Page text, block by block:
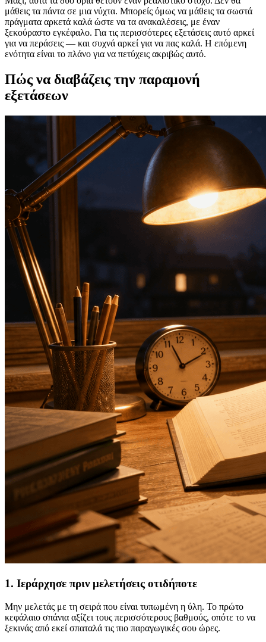
μάθεις τα πάντα σε μια νύχτα. Μπορείς όμως να μάθεις τα σωστά
πράγματα αρκετά καλά ώστε να τα ανακαλέσεις, με έναν
ξεκούραστο εγκέφαλο. Για τις περισσότερες εξετάσεις αυτό αρκεί
για να περάσεις — και συχνά αρκεί για να πας καλά. Η επόμενη
ενότητα είναι το πλάνο για να πετύχεις ακριβώς αυτό.
Πώς να διαβάζεις την παραμονή
εξετάσεων
1. Ιεράρχησε πριν μελετήσεις οτιδήποτε
Μην μελετάς με τη σειρά που είναι τυπωμένη η ύλη. Το πρώτο
κεφάλαιο σπάνια αξίζει τους περισσότερους βαθμούς, οπότε το να
ξεκινάς από εκεί σπαταλά τις πιο παραγωγικές σου ώρες.